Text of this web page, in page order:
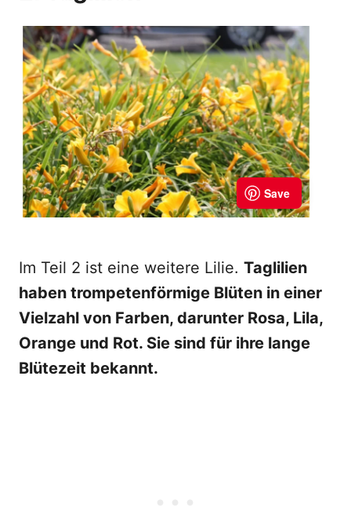
Im Teil 2 ist eine weitere Lilie. Taglilien
haben trompetenförmige Blüten in einer
Vielzahl von Farben, darunter Rosa, Lila,
Orange und Rot. Sie sind für ihre lange
Blütezeit bekannt.